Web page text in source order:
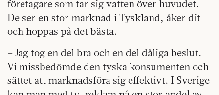
företagare som tar sig vatten över huvudet.
De ser en stor marknad i Tyskland, åker dit
och hoppas på det bästa.
– Jag tog en del bra och en del dåliga beslut.
Vi missbedömde den tyska konsumenten och
sättet att marknadsföra sig effektivt. I Sverige